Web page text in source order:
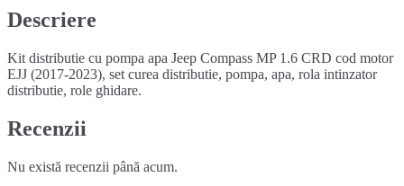
Compass
MP
CRD
(2017-
2023)
Descriere
Kit distributie cu pompa apa Jeep Compass MP 1.6 CRD cod motor
EJJ (2017-2023), set curea distributie, pompa, apa, rola intinzator
distributie, role ghidare.
Recenzii
Nu există recenzii până acum.